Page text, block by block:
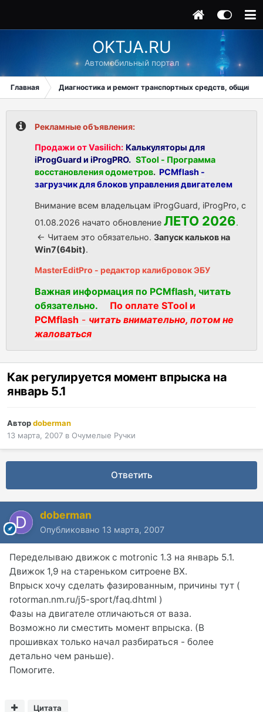
OKTJA.RU
Автомобильный портал
Главная Диагностика и ремонт транспортных средств, общий
Рекламные объявления:
Продажи от Vasilich: Калькуляторы для
iProgGuard и iProgPRO. STool - Программа
восстановления одометров. PCMflash -
загрузчик для блоков управления двигателем
Внимание всем владельцам iProgGuard, iProgPro, с
01.08.2026 начато обновление ЛЕТО 2026.
<- Читаем это обязательно. Запуск кальков на
Win7(64bit).
MasterEditPro - редактор калибровок ЭБУ
Важная информация по PCMflash, читать
обязательно.
По оплате STool и
PCMflash - читать внимательно, потом не
жаловаться
Как регулируется момент впрыска на
январь 5.1
Авторdoberman
13 марта, 2007 в Очумелые Ручки
Ответить
doberman
Опубликовано 13 марта, 2007
Переделываю движок с motronic 1.3 на январь 5.1.
Движок 1,9 на стареньком ситроене BX.
Впрыск хочу сделать фазированным, причины тут (
rotorman.nm.ru/j5-sport/faq.dhtml )
Фазы на двигателе отличаються от ваза.
Возможно ли сместить момент впрыска. (В
прошивках только начал разбираться - более
детально чем раньше).
Помогите.
Цитата